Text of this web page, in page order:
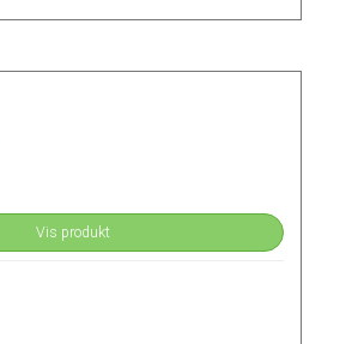
Vis produkt